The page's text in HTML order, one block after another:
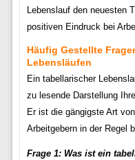
Lebenslauf den neuesten
positiven Eindruck bei
Häufig Gestellte
Lebensläufen
Ein tabellarischer
zu lesende Darstellung
Er ist die gängigste Art
Arbeitgebern in der Regel
Frage 1: Was ist ein